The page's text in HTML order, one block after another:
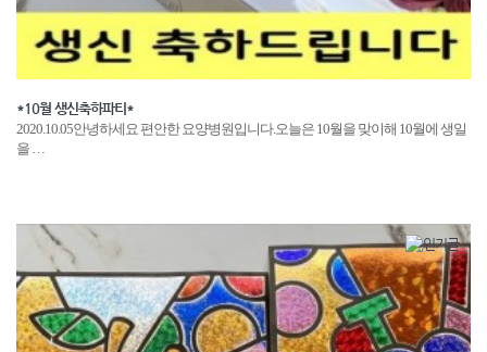
*10월 생신축하파티*
2020.10.05안녕하세요 편안한 요양병원입니다.오늘은 10월을 맞이해 10월에 생일
을 …